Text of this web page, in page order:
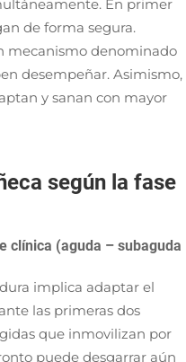
En primer
de forma segura.
mecanismo denominado
desempeñar. Asimismo,
y sanan con mayor
según la fase
clínica (aguda – subaguda
implica adaptar el
las primeras dos
que inmovilizan por
puede desgarrar aún